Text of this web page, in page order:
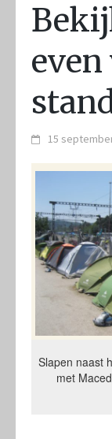
15
Slapen naast
met